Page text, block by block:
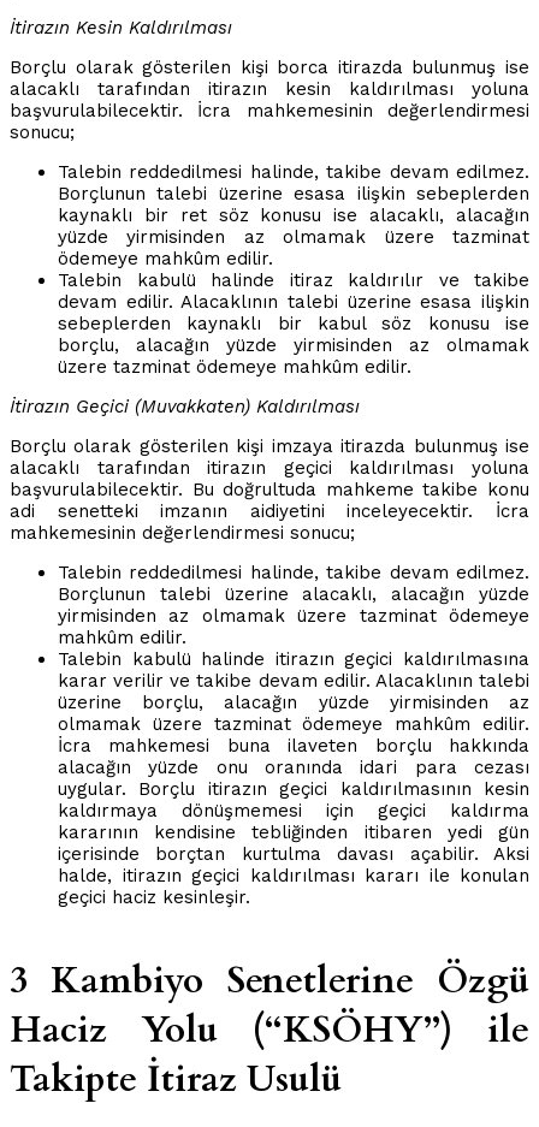
İtirazın Kesin Kaldırılması
Borçlu olarak gösterilen kişi borca itirazda bulunmuş ise
alacaklı tarafından itirazın kesin kaldırılması yoluna
başvurulabilecektir. İcra mahkemesinin değerlendirmesi
sonucu;
Talebin reddedilmesi halinde, takibe devam edilmez.
Borçlunun talebi üzerine esasa ilişkin sebeplerden
kaynaklı bir ret söz konusu ise alacaklı, alacağın
yüzde yirmisinden az olmamak üzere tazminat
ödemeye mahkûm edilir.
Talebin kabulü halinde itiraz kaldırılır ve takibe
devam edilir. Alacaklının talebi üzerine esasa ilişkin
sebeplerden kaynaklı bir kabul söz konusu ise
borçlu, alacağın yüzde yirmisinden az olmamak
üzere tazminat ödemeye mahkûm edilir.
İtirazın Geçici (Muvakkaten) Kaldırılması
Borçlu olarak gösterilen kişi imzaya itirazda bulunmuş ise
alacaklı tarafından itirazın geçici kaldırılması yoluna
başvurulabilecektir. Bu doğrultuda mahkeme takibe konu
adi senetteki imzanın aidiyetini inceleyecektir. İcra
mahkemesinin değerlendirmesi sonucu;
Talebin reddedilmesi halinde, takibe devam edilmez.
Borçlunun talebi üzerine alacaklı, alacağın yüzde
yirmisinden az olmamak üzere tazminat ödemeye
mahkûm edilir.
Talebin kabulü halinde itirazın geçici kaldırılmasına
karar verilir ve takibe devam edilir. Alacaklının talebi
üzerine borçlu, alacağın yüzde yirmisinden az
olmamak üzere tazminat ödemeye mahkûm edilir.
İcra mahkemesi buna ilaveten borçlu hakkında
alacağın yüzde onu oranında idari para cezası
uygular. Borçlu itirazın geçici kaldırılmasının kesin
kaldırmaya dönüşmemesi için geçici kaldırma
kararının kendisine tebliğinden itibaren yedi gün
içerisinde borçtan kurtulma davası açabilir. Aksi
halde, itirazın geçici kaldırılması kararı ile konulan
geçici haciz kesinleşir.
3 Kambiyo Senetlerine Özgü
Haciz Yolu (“KSÖHY”) ile
Takipte İtiraz Usulü